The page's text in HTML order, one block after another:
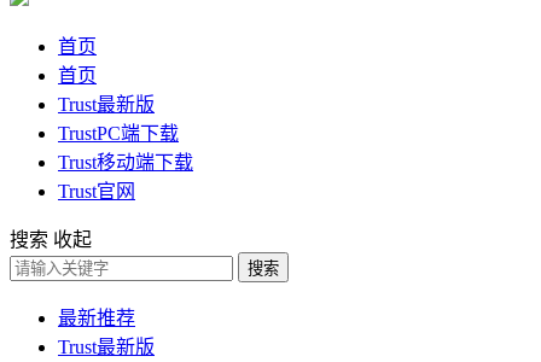
首页
首页
Trust最新版
TrustPC端下载
Trust移动端下载
Trust官网
搜索 收起
搜索
最新推荐
Trust最新版